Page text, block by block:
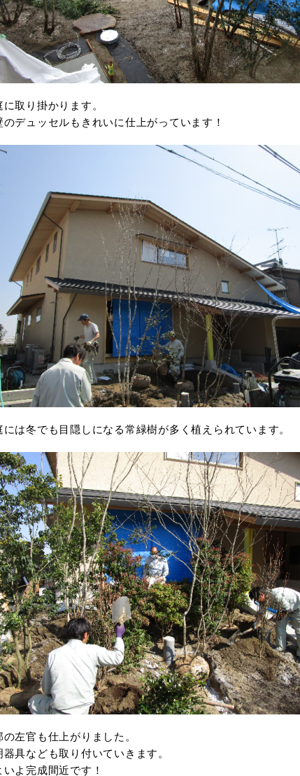
に取り掛かります。
のデュッセルもきれいに仕上がっています！
には冬でも目隠しになる常緑樹が多く植えられています。
の左官も仕上がりました。
器具なども取り付いていきます。
いよ完成間近です！